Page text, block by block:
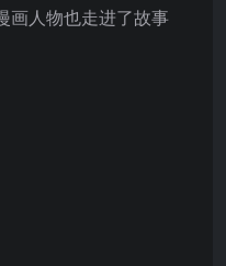
画人物也走进了故事